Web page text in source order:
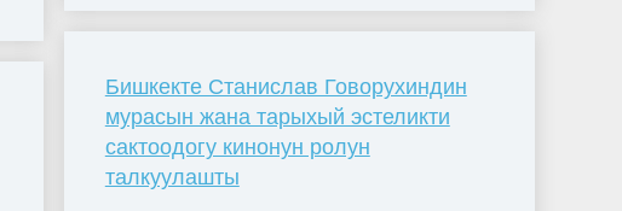
Бишкекте Станислав Говорухиндин
мурасын жана тарыхый эстеликти
сактоодогу кинонун ролун
талкуулашты